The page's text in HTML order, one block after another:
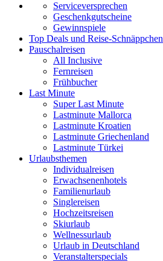
Serviceversprechen
Geschenkgutscheine
Gewinnspiele
Top Deals und Reise-Schnäppchen
Pauschalreisen
All Inclusive
Fernreisen
Frühbucher
Last Minute
Super Last Minute
Lastminute Mallorca
Lastminute Kroatien
Lastminute Griechenland
Lastminute Türkei
Urlaubsthemen
Individualreisen
Erwachsenenhotels
Familienurlaub
Singlereisen
Hochzeitsreisen
Skiurlaub
Wellnessurlaub
Urlaub in Deutschland
Veranstalterspecials